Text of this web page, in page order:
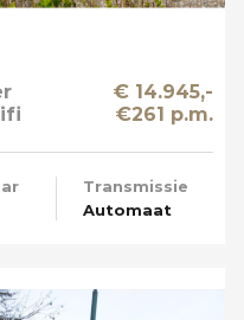
€ 14.945,-
€261 p.m.
Transmissie
Automaat